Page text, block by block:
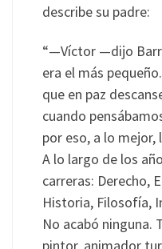
describe su padre:
“—Víctor —dijo
era el más
que en paz
cuando
por eso, a lo
A lo largo de los
carreras: Derecho,
Historia, Filosofía,
No acabó ninguna.